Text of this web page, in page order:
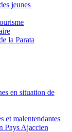
jeunes
la Parata
en situation de
et malentendantes
Pays Ajaccien